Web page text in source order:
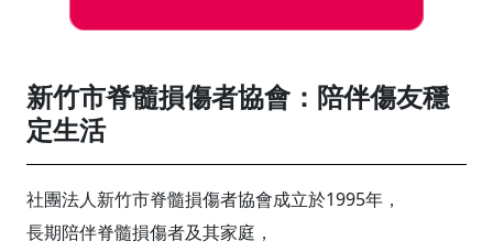
新竹市脊髓損傷者協會：陪伴傷友穩
定生活
社團法人新竹市脊髓損傷者協會成立於1995年，
長期陪伴脊髓損傷者及其家庭，